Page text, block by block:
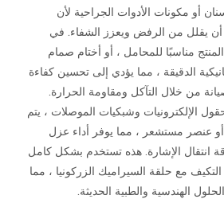
أو مكونات الأدوات الجراحية لأن
أن يقلل من الرفض ويعزز الشفاء. في
مناسبًا للمحامل ، أو أختام صمام
الدقيقة ، مما يؤدي إلى تحسين كفاءة
من خلال التآكل ومقاومة الحرارة.
الإلكترونيات وشبكيات الموصلات ، يتم
عنصر مستشعر ، مما يوفر أداء عزل
انتقال الإشارة. هذه تستخدم بشكل كامل
مع حلقة السيراميك الزركونيا ، مما
الهندسية والطبية الحديثة.